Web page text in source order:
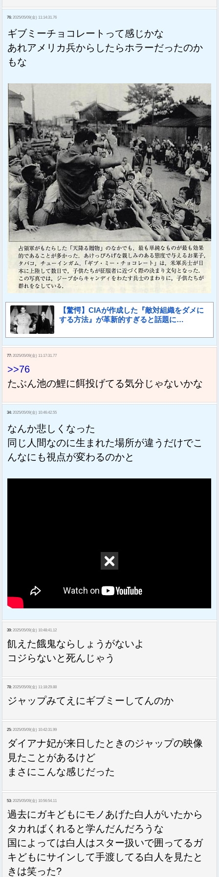
76: 2025/05/09(金) 11:14:31.76
ギブミーチョコレートって感じかな
あれアメリカ兵からしたらホラーだったのか
もな
【驚愕】CIAが作成した『敵対組織をダメに
する方法』が革新的すぎると話題に…
77: 2025/05/09(金) 11:17:31.77
>>76
たぶん池の鯉に餌投げてる気分じゃないかな
34: 2025/05/09(金) 10:46:42.55
なんか悲しくなった
同じ人間なのに生まれた場所が違うだけでこ
んなにも視点が変わるのかと
39: 2025/05/09(金) 10:48:41.12
飢えた餓鬼ならしょうがないよ
コジらないと死んじゃう
78: 2025/05/09(金) 11:18:29.88
ジャップみてえにギブミーしてんのか
25: 2025/05/09(金) 10:42:31.99
ダイアナ妃が来日したときのジャップの映像
見たことがあるけど
まさにこんな感じだった
53: 2025/05/09(金) 10:56:54.11
過去にガキどもにモノあげた白人がいたから
タカればくれると学んだんだろうな
国によっては白人はスター扱いで囲ってるガ
キどもにサインして手渡してる白人を見たと
きは笑った?